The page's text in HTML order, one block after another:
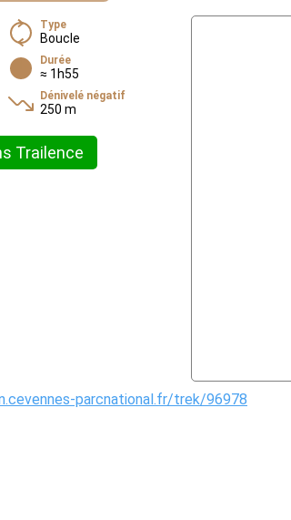
Type
Boucle
Durée
≈ 1h55
Dénivelé négatif
250 m
Trailence
parcnational.fr/trek/96978